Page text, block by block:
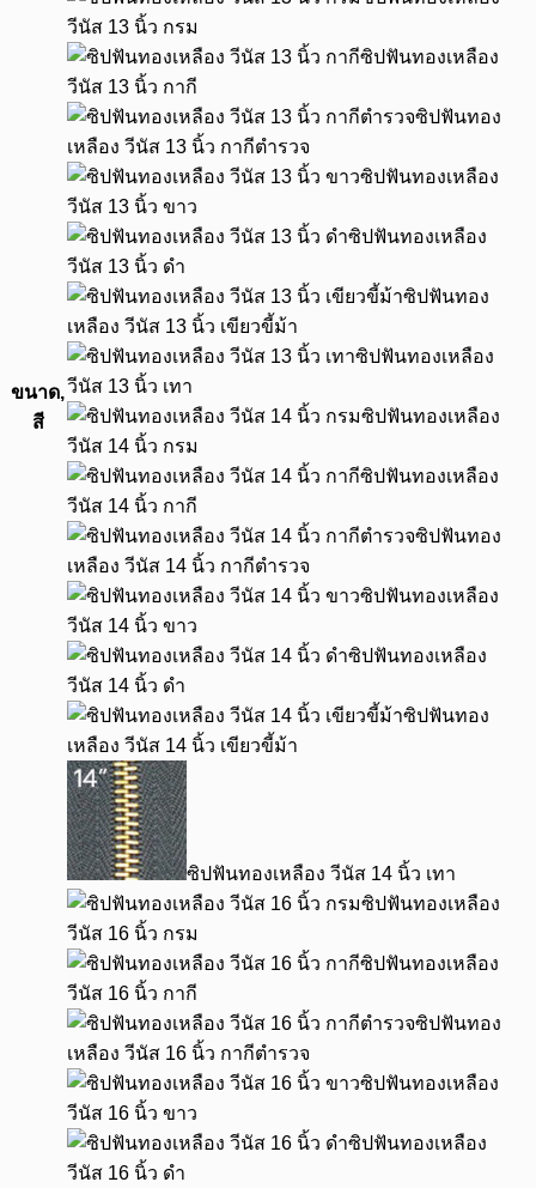
ขนาด,
สี
วีนัส 13 นิ้ว กรม
ซิปฟันทองเหลือง
วีนัส 13 นิ้ว กากี
ซิปฟันทอง
เหลือง วีนัส 13 นิ้ว กากีตำรวจ
ซิปฟันทองเหลือง
วีนัส 13 นิ้ว ขาว
ซิปฟันทองเหลือง
วีนัส 13 นิ้ว ดำ
ซิปฟันทอง
เหลือง วีนัส 13 นิ้ว เขียวขี้ม้า
ซิปฟันทองเหลือง
วีนัส 13 นิ้ว เทา
ซิปฟันทองเหลือง
วีนัส 14 นิ้ว กรม
ซิปฟันทองเหลือง
วีนัส 14 นิ้ว กากี
ซิปฟันทอง
เหลือง วีนัส 14 นิ้ว กากีตำรวจ
ซิปฟันทองเหลือง
วีนัส 14 นิ้ว ขาว
ซิปฟันทองเหลือง
วีนัส 14 นิ้ว ดำ
ซิปฟันทอง
เหลือง วีนัส 14 นิ้ว เขียวขี้ม้า
ซิปฟันทองเหลือง วีนัส 14 นิ้ว เทา
ซิปฟันทองเหลือง
วีนัส 16 นิ้ว กรม
ซิปฟันทองเหลือง
วีนัส 16 นิ้ว กากี
ซิปฟันทอง
เหลือง วีนัส 16 นิ้ว กากีตำรวจ
ซิปฟันทองเหลือง
วีนัส 16 นิ้ว ขาว
ซิปฟันทองเหลือง
วีนัส 16 นิ้ว ดำ